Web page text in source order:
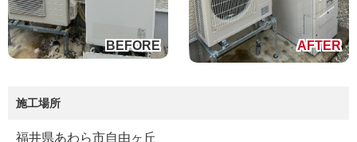
施工場所
福井県あわら市自由ヶ丘